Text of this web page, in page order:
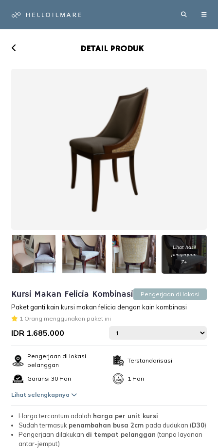
DETAIL PRODUK
Lihat hasil
pengerjaan
7+
Kursi Makan Felicia Kombinasi Pengerjaan di lokasi
Paket ganti kain kursi makan felicia dengan kain kombinasi
1 Orang menggunakan paket ini
IDR 1.685.000
Pengerjaan di lokasi
pelanggan
Terstandarisasi
Garansi 30 Hari 1 Hari
Lihat selengkapnya
Harga tercantum adalah harga per unit kursi
Sudah termasuk penambahan busa 2cmpada dudukan (D30)
Pengerjaan dilakukan di tempat pelanggan (tanpa layanan
antar-jemput)